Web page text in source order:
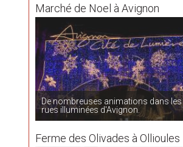
Marché de Noel à Avignon
De nombreuses animations dans les
rues illuminées d'Avignon.
Ferme des Olivades à Ollioules